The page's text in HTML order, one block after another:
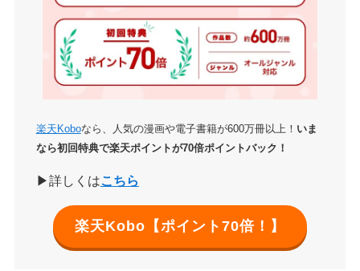
サービスの使いやすさ
楽天Koboなら、人気の漫画や電子書籍が600万冊以上！ いま
なら初回特典で楽天ポイントが70倍ポイントバック！
▶詳しくはこちら
楽天Kobo【ポイント70倍！】